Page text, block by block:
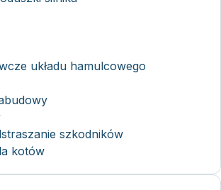
układu hamulcowego
szkodników
kotów